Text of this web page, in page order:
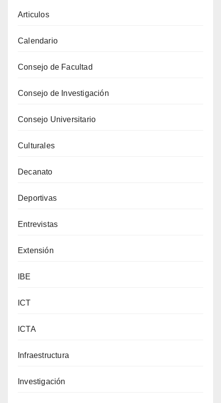
Articulos
Calendario
Consejo de Facultad
Consejo de Investigación
Consejo Universitario
Culturales
Decanato
Deportivas
Entrevistas
Extensión
IBE
ICT
ICTA
Infraestructura
Investigación